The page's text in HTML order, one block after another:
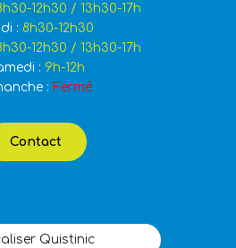
12h30 / 13h30-17h
: 8h30-12h30
12h30 / 13h30-17h
: 9h-12h
: Fermé
Contact
Quistinic